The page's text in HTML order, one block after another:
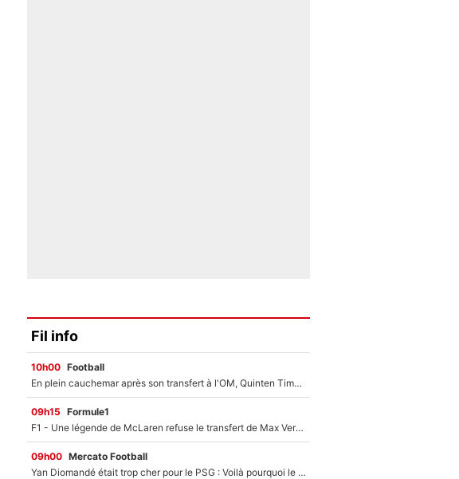
Fil info
10h00 Football
En plein cauchemar après son transfert à l'OM, Quinten Timber raconte ses doutes après sa signature à Marseille
09h15 Formule1
F1 - Une légende de McLaren refuse le transfert de Max Verstappen qui pourrait «faire des vagues» et plomber l'ambiance dans l'équipe
09h00 Mercato Football
Yan Diomandé était trop cher pour le PSG : Voilà pourquoi le Real Madrid a accepté de payer la somme record de 140M€ pour boucler son transfert !